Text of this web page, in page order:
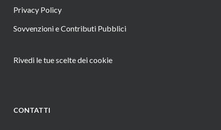
Privacy Policy
Sovvenzioni e Contributi Pubblici
Rivedi le tue scelte dei cookie
CONTATTI